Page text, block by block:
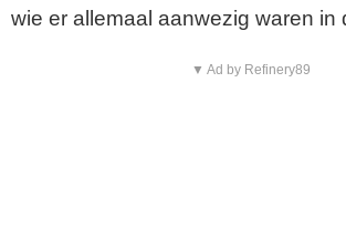
wie er allemaal aanwezig waren in
▼ Ad by Refinery89